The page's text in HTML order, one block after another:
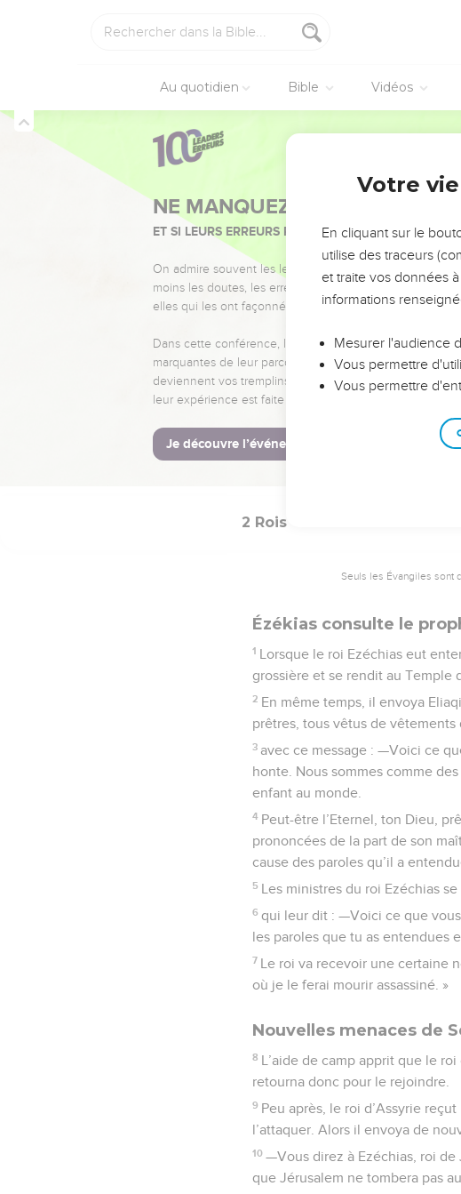
Au quotidien Bible Vidéos
nous délivrera, cette ville ne
en attendant que je vienne
pain et des vignes, des oliviers,
Les dieux des autres nations
délivré Samarie ?
35 De tous les dieux de ces pays,
Jérusalem ? »
36
répondrez pas.
37 Alors Eliaqim, fils de
l’archiviste, retournèrent auprès
camp.
La Bible Du Semeur
2 Rois
Seuls les Évangiles sont
Ézékias consulte le
1 Lorsque le roi Ezéchias eut
grossière et se rendit au Temple
2 En même temps, il envoya
prêtres, tous vêtus de vêtements
3 avec ce message : —Voici ce
honte. Nous sommes comme
enfant au monde.
4 Peut-être l’Eternel, ton Dieu,
prononcées de la part de son
cause des paroles qu’il a
5 Les ministres du roi Ezéchias
6 qui leur dit : —Voici ce que vous
les paroles que tu as entendues
7 Le roi va recevoir une certaine
où je le ferai mourir assassiné. »
Nouvelles menaces de
8 L’aide de camp apprit que le
retourna donc pour le rejoindre.
9 Peu après, le roi d’Assyrie
l’attaquer. Alors il envoya de
10 —Vous direz à Ezéchias, roi de
que Jérusalem ne tombera pas
Votre
En cliquant sur le
utilise des traceurs
et traite vos données
informations
Mesurer l'audience
Vous permettre
Vous permettre